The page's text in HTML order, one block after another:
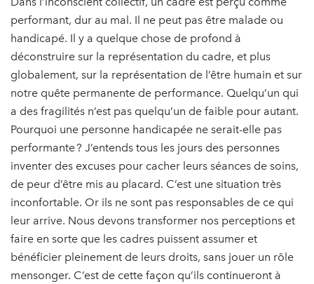
performant, dur au mal. Il ne peut pas être malade ou
handicapé. Il y a quelque chose de profond à
déconstruire sur la représentation du cadre, et plus
globalement, sur la représentation de l’être humain et sur
notre quête permanente de performance. Quelqu’un qui
a des fragilités n’est pas quelqu’un de faible pour autant.
Pourquoi une personne handicapée ne serait-elle pas
performante ? J’entends tous les jours des personnes
inventer des excuses pour cacher leurs séances de soins,
de peur d’être mis au placard. C’est une situation très
inconfortable. Or ils ne sont pas responsables de ce qui
leur arrive. Nous devons transformer nos perceptions et
faire en sorte que les cadres puissent assumer et
bénéficier pleinement de leurs droits, sans jouer un rôle
mensonger. C’est de cette façon qu’ils continueront à